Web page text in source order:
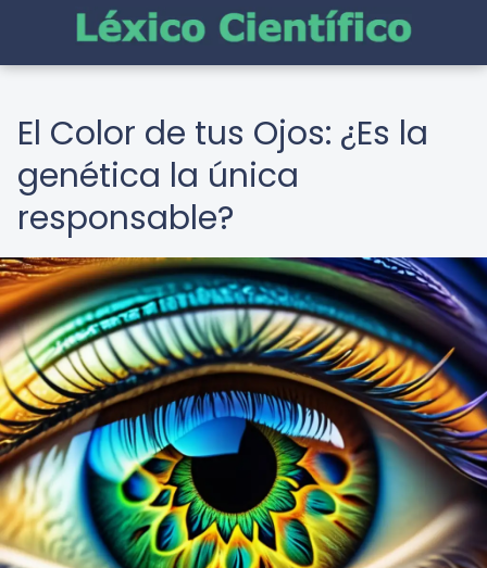
El Color de tus Ojos: ¿Es la
genética la única
responsable?